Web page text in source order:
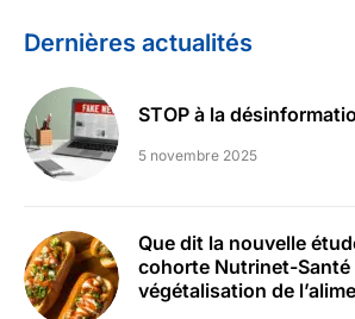
Dernières actualités
STOP à la
5 novembre 2025
Que dit la nouvelle
cohorte Nutrinet-Santé
végétalisation de